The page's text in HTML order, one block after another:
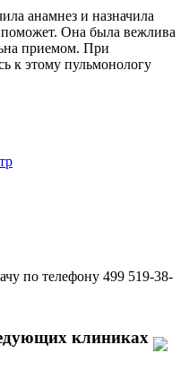
анамнез и назначила
поможет. Она была вежлива
приемом. При
к этому пульмонологу
по телефону 499 519-38-
клиниках